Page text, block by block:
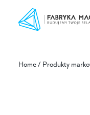
Home/ Produkty